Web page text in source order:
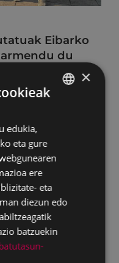
Eibarko
du
×
edukia,
eta gure
ere
eta
diezun edo
batzuekin